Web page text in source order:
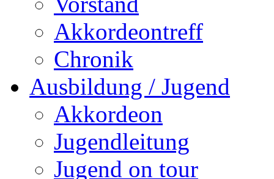
Akkordeontreff
Chronik
Ausbildung / Jugend
Akkordeon
Jugendleitung
Jugend on tour